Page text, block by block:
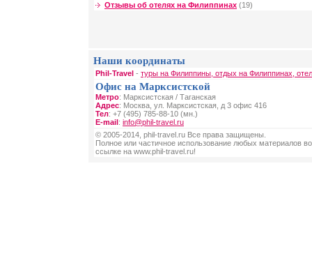
Отзывы об отелях на Филиппинах (19)
Наши координаты
Phil-Travel - туры на Филиппины, отдых на Филиппинах,
Офис на Марксистской
Метро: Марксистская / Таганская
Адрес: Москва, ул. Марксистская, д 3 офис 416
Тел: +7 (495) 785-88-10 (мн.)
E-mail: info@phil-travel.ru
© 2005-2014, phil-travel.ru Все права защищены.
Полное или частичное использование любых материалов
ссылке на www.phil-travel.ru!